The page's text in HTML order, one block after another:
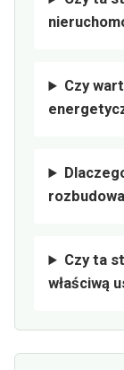
Czy
Czy ta
właściwą